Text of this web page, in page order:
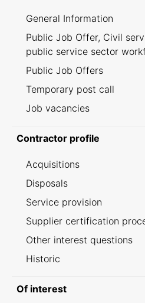
General Information
Public Job Offer, Civil
public service sector
Public Job Offers
Temporary post call
Job vacancies
Contractor profile
Acquisitions
Disposals
Service provision
Supplier certification
Other interest questions
Historic
Of interest